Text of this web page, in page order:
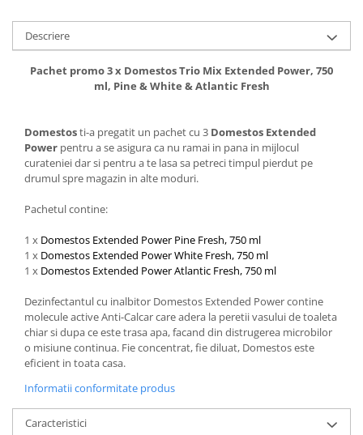
Descriere
Pachet promo 3 x Domestos Trio Mix Extended Power, 750
ml, Pine & White & Atlantic Fresh
Domestosti-a pregatit un pachet cu 3 Domestos Extended
Power pentru a se asigura ca nu ramai in pana in mijlocul
curateniei dar si pentru a te lasa sa petreci timpul pierdut pe
drumul spre magazin in alte moduri.
Pachetul contine:
1 x Domestos Extended Power Pine Fresh, 750 ml
1 x Domestos Extended Power White Fresh, 750 ml
1 x Domestos Extended Power Atlantic Fresh, 750 ml
Dezinfectantul cu inalbitor Domestos Extended Power contine
molecule active Anti-Calcar care adera la peretii vasului de toaleta
chiar si dupa ce este trasa apa, facand din distrugerea microbilor
o misiune continua. Fie concentrat, fie diluat, Domestos este
eficient in toata casa.
Informatii conformitate produs
Caracteristici